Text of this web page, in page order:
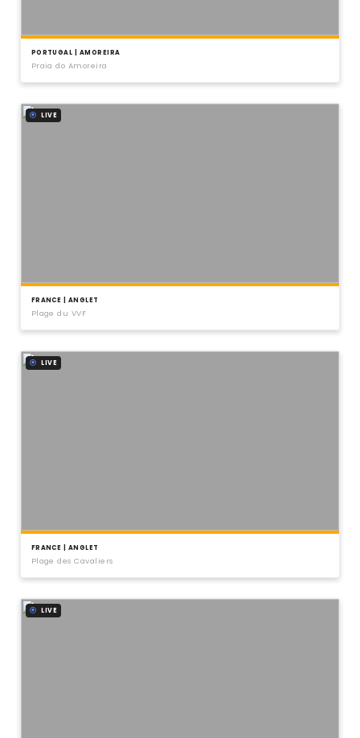
PORTUGAL | AMOREIRA
Praia do Amoreira
LIVE
FRANCE | ANGLET
Plage du VVF
LIVE
FRANCE | ANGLET
Plage des Cavaliers
LIVE